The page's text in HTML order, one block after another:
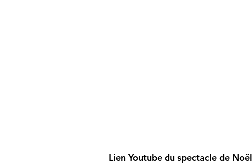
Lien Youtube du spectacle de Noël